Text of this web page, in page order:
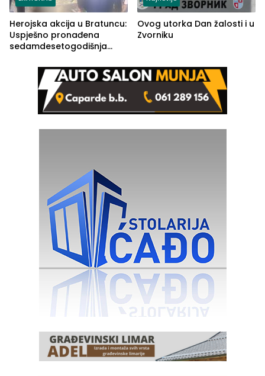
Herojska akcija u Bratuncu:
Uspješno pronađena
sedamdesetogodišnja
Kravice.
Ovog utorka Dan žalosti i u
Zvorniku